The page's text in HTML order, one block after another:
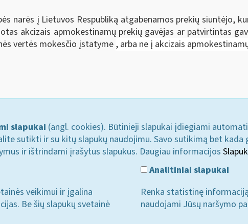
narės į Lietuvos Respubliką atgabenamos prekių siuntėjo,
akcizais apmokestinamų prekių gavėjas ar patvirtintas
vertės mokesčio įstatyme, arba ne į akcizais
slapukai (angl. cookies). Būtinieji slapukai įdiegiami
sutikti ir su kitų slapukų naudojimu. Savo sutikimą bet
ir ištrindami įrašytus slapukus. Daugiau informacijos
veikimui ir įgalina
Be šių slapukų svetainė
Analitiniai slapukai
Renka statistinę
naudojami Jūsų naršymo